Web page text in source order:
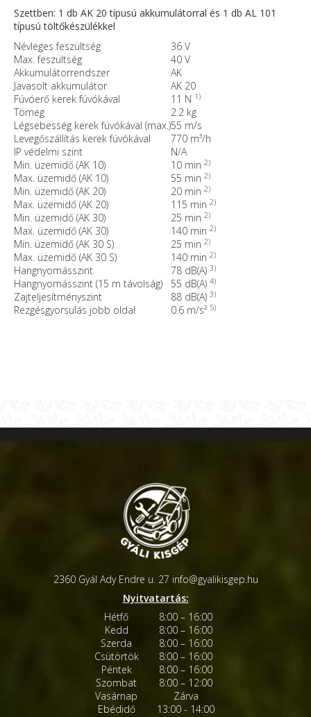
Szettben: 1 db AK 20 típusú akkumulátorral és 1 db AL 101
típusú töltőkészülékkel
Névleges feszültség
36 V
Max. feszültség
40 V
Akkumulátorrendszer
AK
Javasolt akkumulátor
AK 20
Fúvóerő kerek fúvókával
11 N 1)
Tömeg
2.2 kg
Légsebesség kerek fúvókával (max.)55 m/s
Levegőszállítás kerek fúvókával
770 m³/h
IP védelmi szint
N/A
Min. üzemidő (AK 10)
10 min 2)
Max. üzemidő (AK 10) 55 min 2)
Min. üzemidő (AK 20) 20 min 2)
Max. üzemidő (AK 20) 115 min 2)
Min. üzemidő (AK 30) 25 min 2)
Max. üzemidő (AK 30) 140 min 2)
Min. üzemidő (AK 30 S) 25 min 2)
Max. üzemidő (AK 30 S) 140 min 2)
Hangnyomásszint 78 dB(A) 3)
Hangnyomásszint (15 m távolság) 55 dB(A) 4)
Zajteljesítményszint 88 dB(A) 3)
Rezgésgyorsulás jobb oldal 0.6 m/s² 5)
2360 Gyál Ady Endre u. 27 info@gyalikisgep.hu
Nyitvatartás:
Hétfő
8:00 – 16:00
Kedd
8:00 – 16:00
Szerda
8:00 – 16:00
Csütörtök
8:00 – 16:00
Péntek
8:00 – 16:00
Szombat
8:00 – 12:00
Vasárnap
Zárva
Ebédidő
13:00 - 14:00